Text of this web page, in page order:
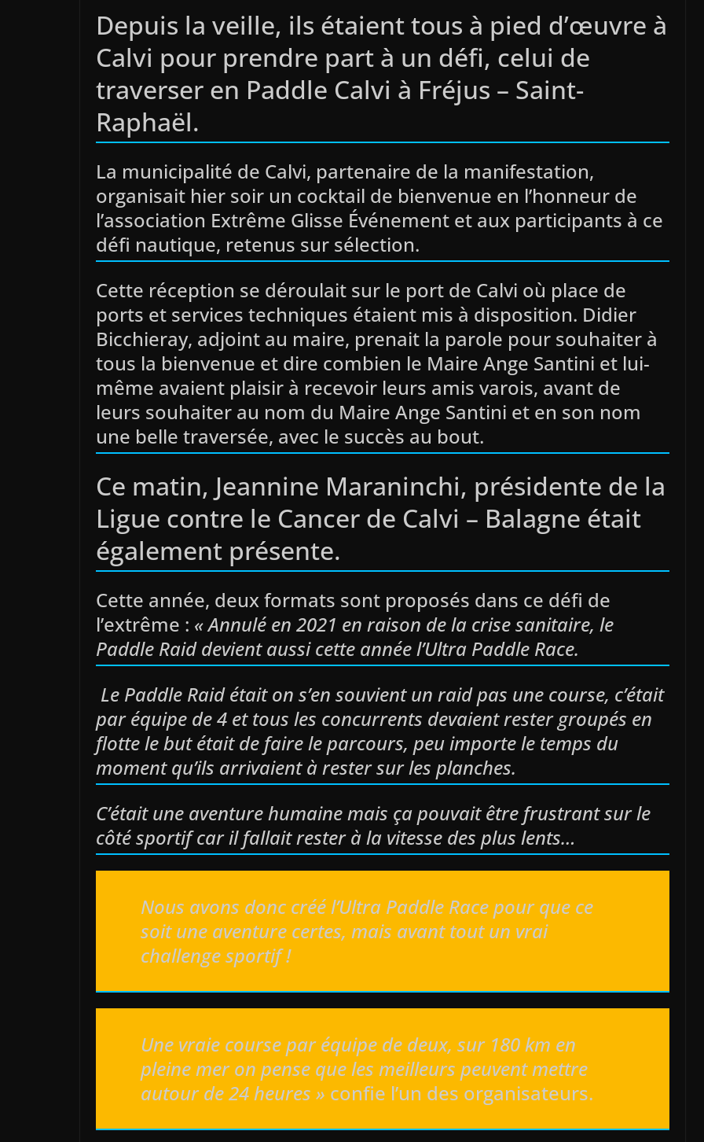
Depuis la veille, ils étaient tous à pied d’œuvre à
Calvi pour prendre part à un défi, celui de
traverser en Paddle Calvi à Fréjus – Saint-
Raphaël.
La municipalité de Calvi, partenaire de la manifestation,
organisait hier soir un cocktail de bienvenue en l’honneur de
l’association Extrême Glisse Événement et aux participants à ce
défi nautique, retenus sur sélection.
Cette réception se déroulait sur le port de Calvi où place de
ports et services techniques étaient mis à disposition. Didier
Bicchieray, adjoint au maire, prenait la parole pour souhaiter à
tous la bienvenue et dire combien le Maire Ange Santini et lui-
même avaient plaisir à recevoir leurs amis varois, avant de
leurs souhaiter au nom du Maire Ange Santini et en son nom
une belle traversée, avec le succès au bout.
Ce matin, Jeannine Maraninchi, présidente de la
Ligue contre le Cancer de Calvi – Balagne était
également présente.
Cette année, deux formats sont proposés dans ce défi de
l’extrême : « Annulé en 2021 en raison de la crise sanitaire, le
Paddle Raid devient aussi cette année l’Ultra Paddle Race.
Le Paddle Raid était on s’en souvient un raid pas une course, c’était
par équipe de 4 et tous les concurrents devaient rester groupés en
flotte le but était de faire le parcours, peu importe le temps du
moment qu’ils arrivaient à rester sur les planches.
C’était une aventure humaine mais ça pouvait être frustrant sur le
côté sportif car il fallait rester à la vitesse des plus lents…
Nous avons donc créé l’Ultra Paddle Race pour que ce
soit une aventure certes, mais avant tout un vrai
challenge sportif !
Une vraie course par équipe de deux, sur 180 km en
pleine mer on pense que les meilleurs peuvent mettre
autour de 24 heures » confie l’un des organisateurs.